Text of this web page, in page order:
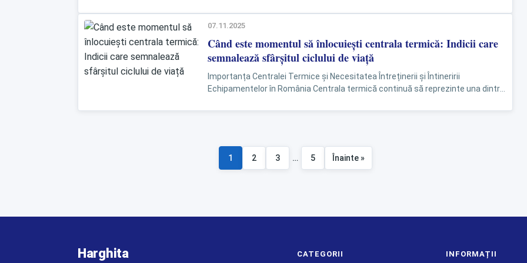
07.11.2025
Când este momentul să înlocuiești centrala termică: Indicii care
semnalează sfârșitul ciclului de viață
Importanța Centralei Termice și Necesitatea Întreținerii și Întineririi
Echipamentelor în România Centrala termică continuă să reprezinte una dintre
Paginație
1 2 3 … 5 Înainte »
Harghita CATEGORII INFORMAȚII